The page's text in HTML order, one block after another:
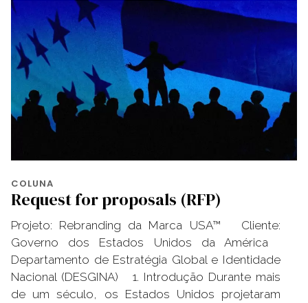
COLUNA
Request for proposals (RFP)
Projeto: Rebranding da Marca USA™ Cliente:
Governo dos Estados Unidos da América
Departamento de Estratégia Global e Identidade
Nacional (DESGINA) 1. Introdução Durante mais
de um século, os Estados Unidos projetaram